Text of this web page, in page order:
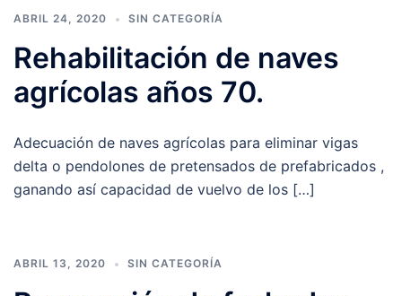
ABRIL 24, 2020 SIN CATEGORÍA
Rehabilitación de naves
agrícolas años 70.
Adecuación de naves agrícolas para eliminar vigas
delta o pendolones de pretensados de prefabricados ,
ganando así capacidad de vuelvo de los […]
ABRIL 13, 2020 SIN CATEGORÍA